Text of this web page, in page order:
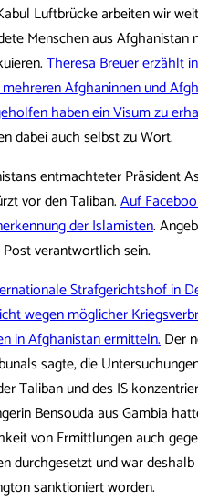
Luftbrücke arbeiten wir
Menschen aus Afghanistan
Theresa Breuer erzählt
Afghaninnen und
haben ein Visum zu
dabei auch selbst zu Wort.
entmachteter Präsident
vor den Taliban.Auf
der Islamisten.
verantwortlich sein.
Strafgerichtshof in
wegen möglicher
in Afghanistan ermitteln.Der
sagte, die
Taliban und des IS
Bensouda aus Gambia
von Ermittlungen auch
durchgesetzt und war
sanktioniert worden.